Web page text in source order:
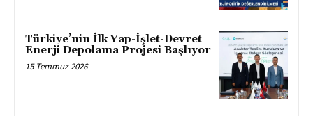
Türkiye’nin İlk Yap-İşlet-Devret
Enerji Depolama Projesi Başlıyor
15 Temmuz 2026